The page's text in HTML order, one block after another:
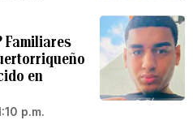
Familiares
en
p.m.